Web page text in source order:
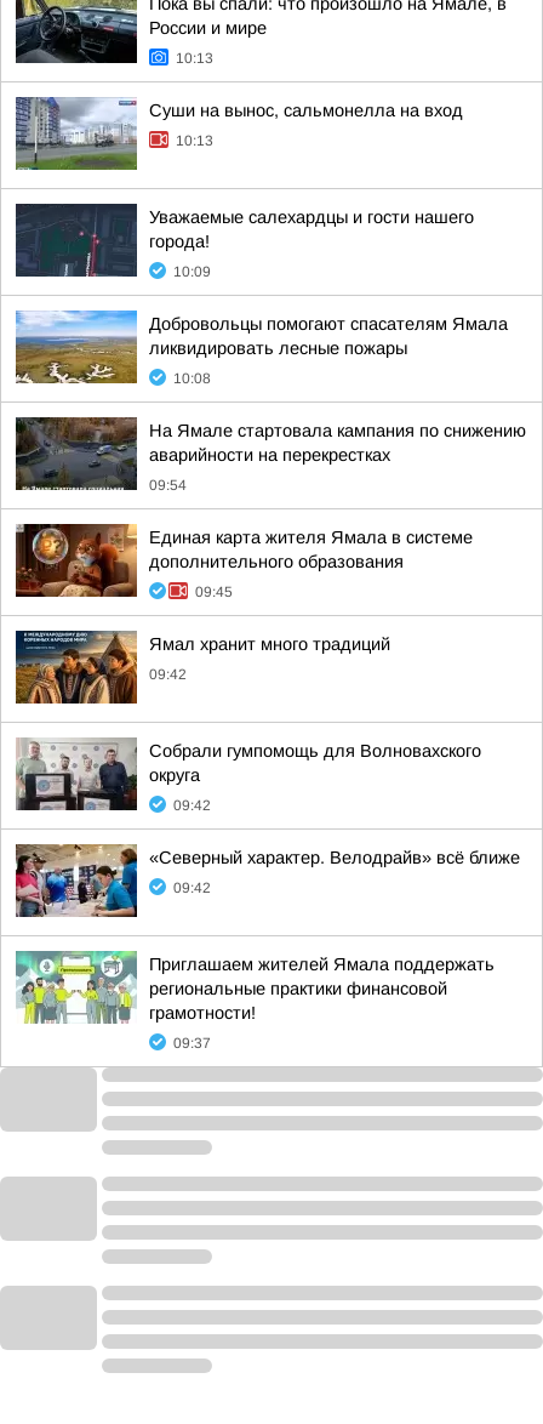
России и мире
10:13
Суши на вынос, сальмонелла на вход
10:13
Уважаемые салехардцы и гости нашего
города!
10:09
Добровольцы помогают спасателям Ямала
ликвидировать лесные пожары
10:08
На Ямале стартовала кампания по снижению
аварийности на перекрестках
09:54
Единая карта жителя Ямала в системе
дополнительного образования
09:45
Ямал хранит много традиций
09:42
Собрали гумпомощь для Волновахского
округа
09:42
«Северный характер. Велодрайв» всё ближе
09:42
Приглашаем жителей Ямала поддержать
региональные практики финансовой
грамотности!
09:37